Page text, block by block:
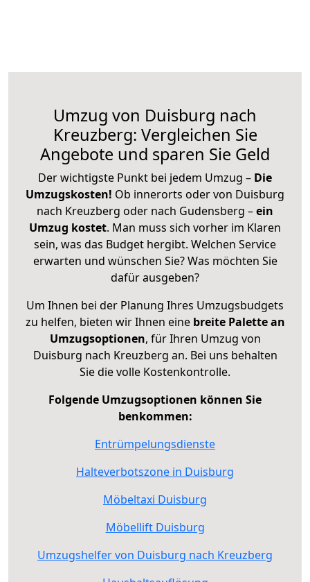
Umzug von Duisburg nach
Kreuzberg: Vergleichen Sie
Angebote und sparen Sie Geld
Der wichtigste Punkt bei jedem Umzug – Die
Umzugskosten! Ob innerorts oder von Duisburg
nach Kreuzberg oder nach Gudensberg –ein
Umzug kostet. Man muss sich vorher im Klaren
sein, was das Budget hergibt. Welchen Service
erwarten und wünschen Sie? Was möchten Sie
dafür ausgeben?
Um Ihnen bei der Planung Ihres Umzugsbudgets
zu helfen, bieten wir Ihnen eine breite Palette an
Umzugsoptionen, für Ihren Umzug von
Duisburg nach Kreuzberg an. Bei uns behalten
Sie die volle Kostenkontrolle.
Folgende Umzugsoptionen können Sie
benkommen:
Entrümpelungsdienste
Halteverbotszone in Duisburg
Möbeltaxi Duisburg
Möbellift Duisburg
Umzugshelfer von Duisburg nach Kreuzberg